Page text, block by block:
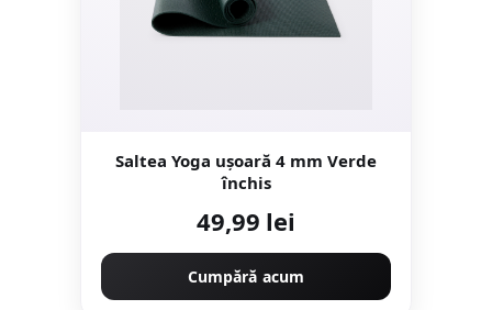
Saltea Yoga ușoară 4 mm Verde
închis
49,99 lei
Cumpără acum